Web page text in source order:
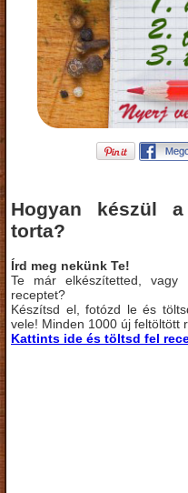
Hogyan készül
torta?
Írd meg nekünk Te!
Te már elkészítetted,
receptet?
Készítsd el, fotózd le és
vele! Minden 1000 új feltöltött
Kattints ide és töltsd fel